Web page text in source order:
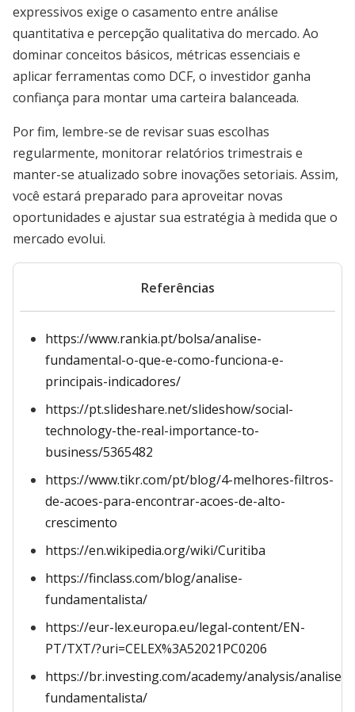
expressivos exige o casamento entre análise
quantitativa e percepção qualitativa do mercado. Ao
dominar conceitos básicos, métricas essenciais e
aplicar ferramentas como DCF, o investidor ganha
confiança para montar uma carteira balanceada.
Por fim, lembre-se de revisar suas escolhas
regularmente, monitorar relatórios trimestrais e
manter-se atualizado sobre inovações setoriais. Assim,
você estará preparado para aproveitar novas
oportunidades e ajustar sua estratégia à medida que o
mercado evolui.
Referências
https://www.rankia.pt/bolsa/analise-
fundamental-o-que-e-como-funciona-e-
principais-indicadores/
https://pt.slideshare.net/slideshow/social-
technology-the-real-importance-to-
business/5365482
https://www.tikr.com/pt/blog/4-melhores-filtros-
de-acoes-para-encontrar-acoes-de-alto-
crescimento
https://en.wikipedia.org/wiki/Curitiba
https://finclass.com/blog/analise-
fundamentalista/
https://eur-lex.europa.eu/legal-content/EN-
PT/TXT/?uri=CELEX%3A52021PC0206
https://br.investing.com/academy/analysis/analise-
fundamentalista/